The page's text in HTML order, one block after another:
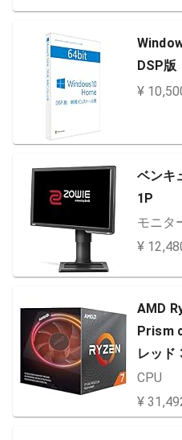
DSP版
¥
ベンキ
1P
モニタ
¥
AMD
Prism
レッド
店品】
CPU
¥